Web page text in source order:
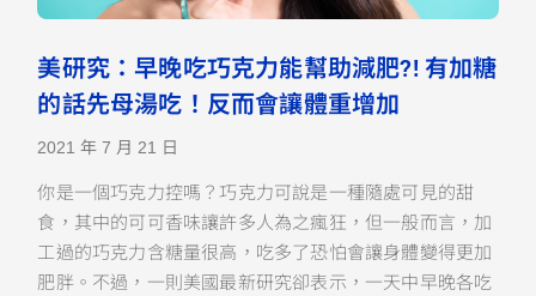
美研究：早晚吃巧克力能幫助減肥?! 有加糖
的話先母湯吃！反而會讓體重增加
2021 年 7 月 21 日
你是一個巧克力控嗎？巧克力可說是一種隨處可見的甜
食，其中的可可香味讓許多人為之瘋狂，但一般而言，加
工過的巧克力含糖量很高，吃多了恐怕會讓身體變得更加
肥胖。不過，一則美國最新研究卻表示，一天中早晚各吃